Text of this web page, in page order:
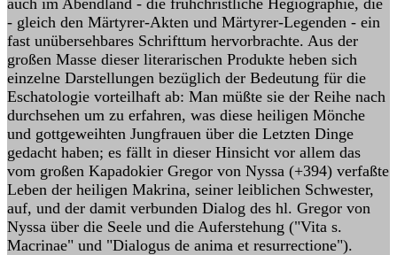
auch im Abendland - die frühchristliche Hegiographie, die
- gleich den Märtyrer-Akten und Märtyrer-Legenden - ein
fast unübersehbares Schrifttum hervorbrachte. Aus der
großen Masse dieser literarischen Produkte heben sich
einzelne Darstellungen bezüglich der Bedeutung für die
Eschatologie vorteilhaft ab: Man müßte sie der Reihe nach
durchsehen um zu erfahren, was diese heiligen Mönche
und gottgeweihten Jungfrauen über die Letzten Dinge
gedacht haben; es fällt in dieser Hinsicht vor allem das
vom großen Kapadokier Gregor von Nyssa (+394) verfaßte
Leben der heiligen Makrina, seiner leiblichen Schwester,
auf, und der damit verbunden Dialog des hl. Gregor von
Nyssa über die Seele und die Auferstehung ("Vita s.
Macrinae" und "Dialogus de anima et resurrectione").